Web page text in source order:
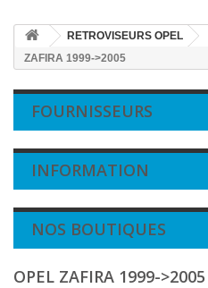
RETROVISEURS OPEL
ZAFIRA 1999->2005
FOURNISSEURS
INFORMATION
NOS BOUTIQUES
OPEL ZAFIRA 1999->2005